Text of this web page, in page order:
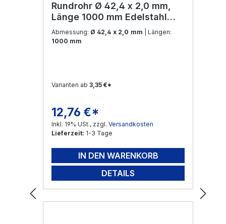
Rundrohr Ø 42,4 x 2,0 mm,
Länge 1000 mm Edelstahl
V2A
Abmessung: Ø 42,4 x 2,0 mm
| Längen:
1000 mm
Varianten ab 3,35 €*
Regulärer Preis:
12,76 €*
Inkl. 19% USt., zzgl. Versandkosten
Lieferzeit: 1-3 Tage
IN DEN WARENKORB
DETAILS